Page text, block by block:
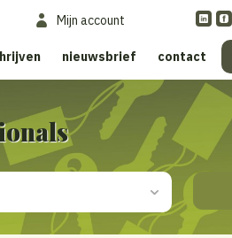
Mijn account
nieuwsbrief contact